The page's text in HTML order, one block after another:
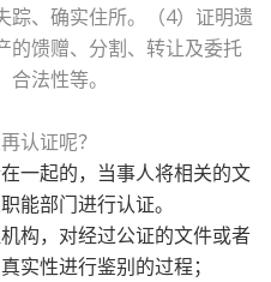
踪、确实住所。（4）证明遗
的馈赠、分割、转让及委托
法性等。
认证呢？
一起的，当事人将相关的文
能部门进行认证。
构，对经过公证的文件或者
实性进行鉴别的过程；